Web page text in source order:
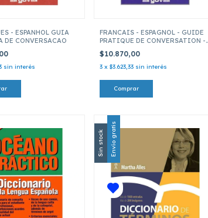
- ESPANHOL GUIA
DE CONVERSACAO
sin interés
FRANCAIS - ESPAGNOL - GUIDE
PRATIQUE DE CONVERSATION -
$10.870,00
3 x $3.623,33 sin interés
Sin stock Envío gratis